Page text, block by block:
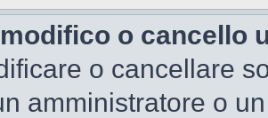
o cancello
o cancellare
amministratore o